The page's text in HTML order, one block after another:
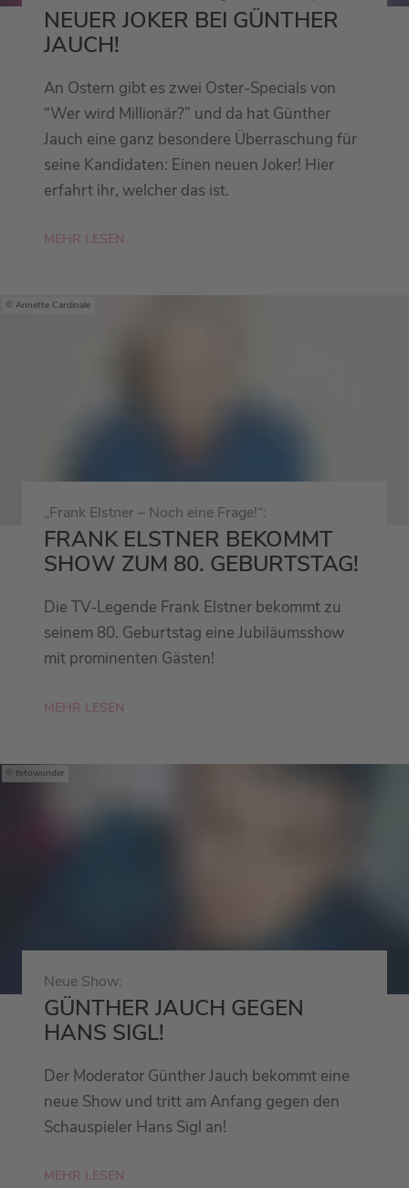
NEUER JOKER BEI GÜNTHER
JAUCH!
An Ostern gibt es zwei Oster-Specials von
“Wer wird Millionär?” und da hat Günther
Jauch eine ganz besondere Überraschung für
seine Kandidaten: Einen neuen Joker! Hier
erfahrt ihr, welcher das ist.
MEHR LESEN
Annette Cardinale
„Frank Elstner – Noch eine Frage!“:
FRANK ELSTNER BEKOMMT
SHOW ZUM 80. GEBURTSTAG!
Die TV-Legende Frank Elstner bekommt zu
seinem 80. Geburtstag eine Jubiläumsshow
mit prominenten Gästen!
MEHR LESEN
fotowunder
Neue Show:
GÜNTHER JAUCH GEGEN
HANS SIGL!
Der Moderator Günther Jauch bekommt eine
neue Show und tritt am Anfang gegen den
Schauspieler Hans Sigl an!
MEHR LESEN